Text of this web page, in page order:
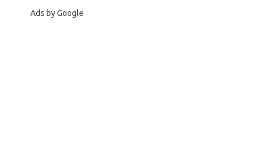
Ads by Google